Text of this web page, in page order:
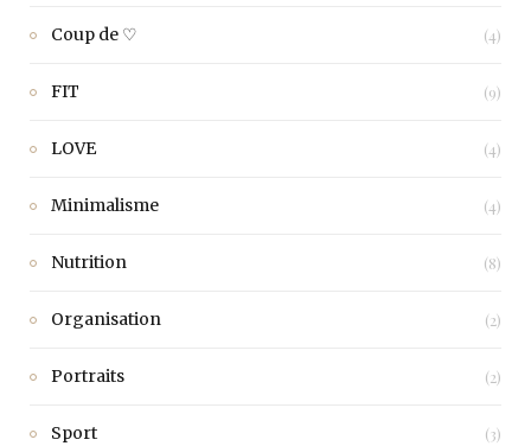
Coup de ♡ (4)
FIT (9)
LOVE (4)
Minimalisme (4)
Nutrition (8)
Organisation (2)
Portraits (2)
Sport (3)